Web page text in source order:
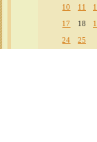
10
11
17
18
24
25